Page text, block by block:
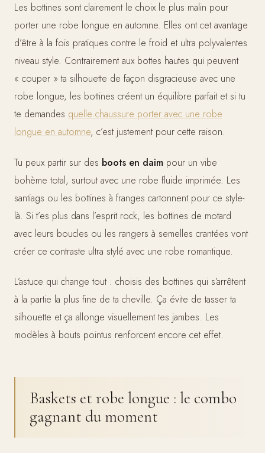
Les bottines sont clairement le choix le plus malin pour
porter une robe longue en automne. Elles ont cet avantage
d’être à la fois pratiques contre le froid et ultra polyvalentes
niveau style. Contrairement aux bottes hautes qui peuvent
« couper » ta silhouette de façon disgracieuse avec une
robe longue, les bottines créent un équilibre parfait et si tu
te demandes quelle chaussure porter avec une robe
longue en automne, c’est justement pour cette raison.
Tu peux partir sur des boots en daim pour un vibe
bohème total, surtout avec une robe fluide imprimée. Les
santiags ou les bottines à franges cartonnent pour ce style-
là. Si t’es plus dans l’esprit rock, les bottines de motard
avec leurs boucles ou les rangers à semelles crantées vont
créer ce contraste ultra stylé avec une robe romantique.
L’astuce qui change tout : choisis des bottines qui s’arrêtent
à la partie la plus fine de ta cheville. Ça évite de tasser ta
silhouette et ça allonge visuellement tes jambes. Les
modèles à bouts pointus renforcent encore cet effet.
Baskets et robe longue : le combo
gagnant du moment